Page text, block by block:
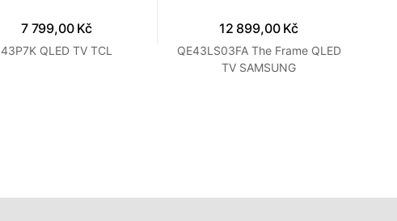
7 799,00 Kč
43P7K QLED TV TCL
12 899,00 Kč
QE43LS03FA The Frame QLED
TV SAMSUNG